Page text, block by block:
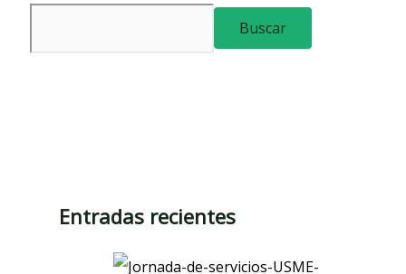
Buscar
Entradas recientes